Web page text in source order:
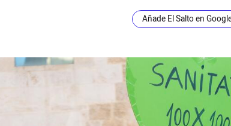
Añade El Salto en